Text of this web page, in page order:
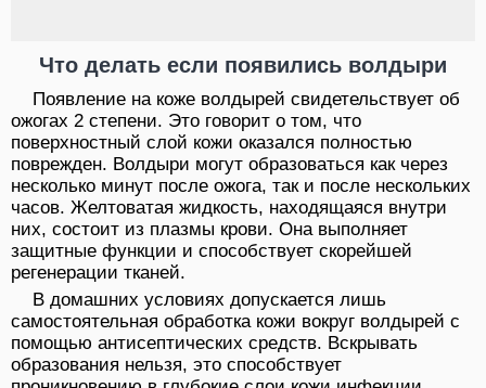
Что делать если появились волдыри
Появление на коже волдырей свидетельствует об
ожогах 2 степени. Это говорит о том, что
поверхностный слой кожи оказался полностью
поврежден. Волдыри могут образоваться как через
несколько минут после ожога, так и после нескольких
часов. Желтоватая жидкость, находящаяся внутри
них, состоит из плазмы крови. Она выполняет
защитные функции и способствует скорейшей
регенерации тканей.
В домашних условиях допускается лишь
самостоятельная обработка кожи вокруг волдырей с
помощью антисептических средств. Вскрывать
образования нельзя, это способствует